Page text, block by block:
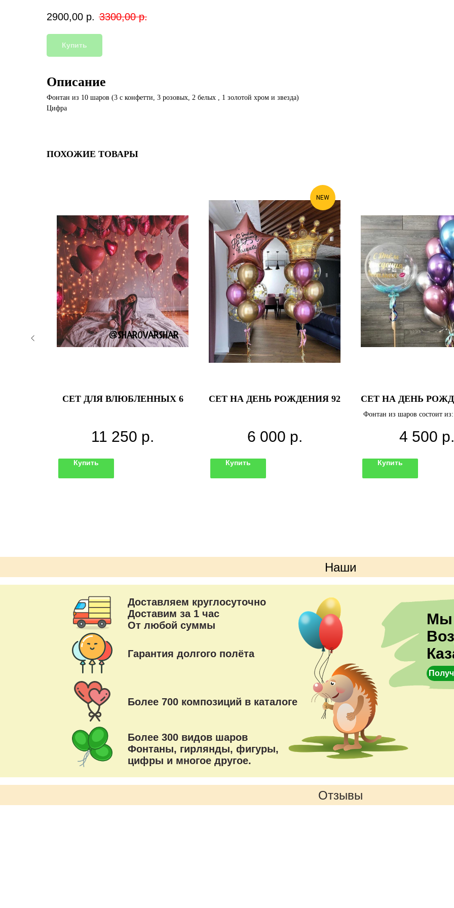
2900,00 р. 3300,00 р.
Купить
Описание
Фонтан из 10 шаров (3 с конфетти, 3 розовых, 2 белых , 1 золотой хром и звезда)
Цифра
ПОХОЖИЕ ТОВАРЫ
СЕТ ДЛЯ ВЛЮБЛЕННЫХ 6
11 250 р.
Купить
NEW
СЕТ НА ДЕНЬ РОЖДЕНИЯ 92
6 000 р.
Купить
СЕТ НА ДЕНЬ
Фонтан из шаров состоит
надпись любая) Шары Хром
шт. Грузик - 2 шт.
пакет - 1 шт.
4 500 р.
Купить
Наши
преимущества
Мы
Доставляем круглосуточно
Доставим за 1 час
От любой суммы
Гарантия долгого полёта
Более 700 композиций в каталоге
Более 300 видов шаров
Фонтаны, гирлянды, фигуры,
цифры и многое другое.
Отзывы